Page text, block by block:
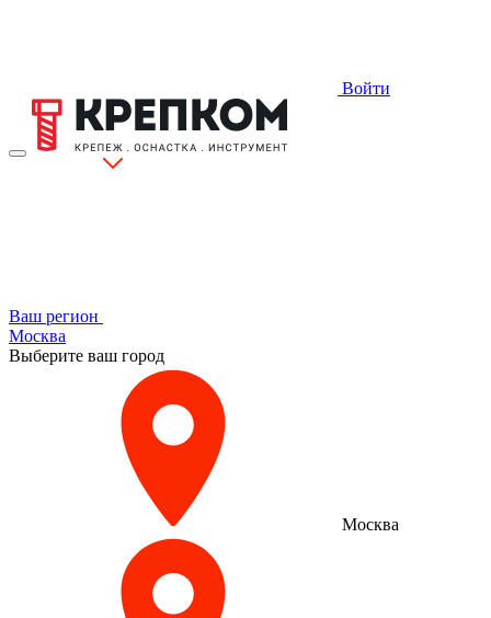
Войти
Ваш регион
Москва
Выберите ваш город
Москва